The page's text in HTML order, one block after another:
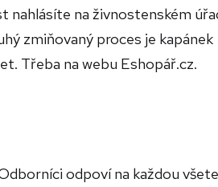
nahlásíte na živnostenském
zmiňovaný proces je kapánek
Třeba na webu Eshopář.cz.
odpoví na každou